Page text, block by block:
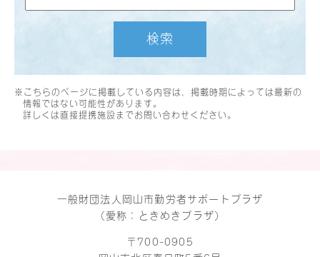
検索
※こちらのページに掲載している内容は、掲載時期によっては最新の
情報ではない可能性があります。
詳しくは直接提携施設までお問い合わせください。
一般財団法人岡山市勤労者サポートプラザ
（愛称：ときめきプラザ）
〒700-0905